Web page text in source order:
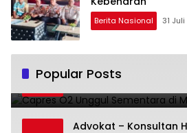
Berita Nasional 31
Popular Posts
1 Capres O2 Unggul
Advokat – Konsultan